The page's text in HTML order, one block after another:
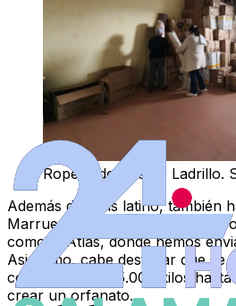
Ropero de Puente Ladrillo.
Además del país latino, también
Marruecos, donde “ha enviado
como el Atlas, donde hemos
Asimismo, cabe destacar que se
contenedor de 15.000 kilos
crear un orfanato.